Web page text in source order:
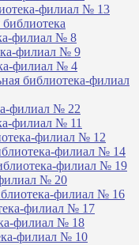
филиал № 13
библиотека
филиал № 8
филиал № 9
филиал № 4
библиотека-филиал
филиал № 22
филиал № 11
филиал № 12
филиал № 14
филиал № 19
филиал № 20
филиал № 16
филиал № 17
филиал № 18
филиал № 10